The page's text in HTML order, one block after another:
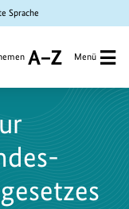
Sprache
Menü